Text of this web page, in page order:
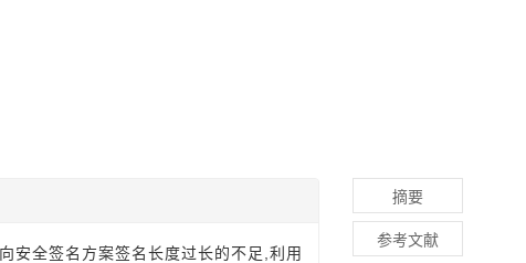
安全签名方案签名长度过长的不足,利用
摘要
参考文献